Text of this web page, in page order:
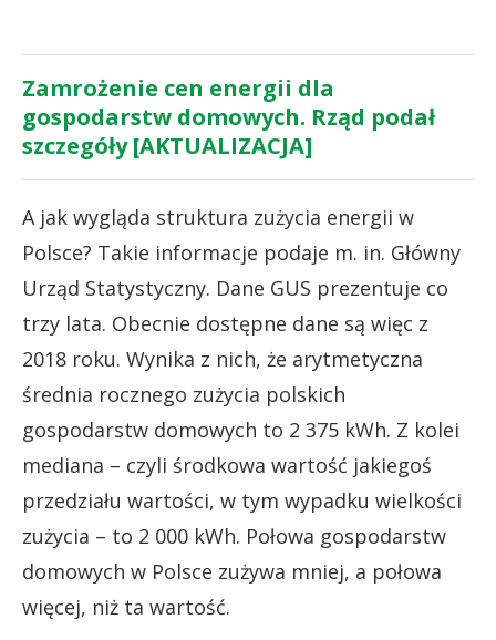
Zamrożenie cen energii dla
gospodarstw domowych. Rząd podał
szczegóły [AKTUALIZACJA]
A jak wygląda struktura zużycia energii w
Polsce? Takie informacje podaje m. in. Główny
Urząd Statystyczny. Dane GUS prezentuje co
trzy lata. Obecnie dostępne dane są więc z
2018 roku. Wynika z nich, że arytmetyczna
średnia rocznego zużycia polskich
gospodarstw domowych to 2 375 kWh. Z kolei
mediana – czyli środkowa wartość jakiegoś
przedziału wartości, w tym wypadku wielkości
zużycia – to 2 000 kWh. Połowa gospodarstw
domowych w Polsce zużywa mniej, a połowa
więcej, niż ta wartość.